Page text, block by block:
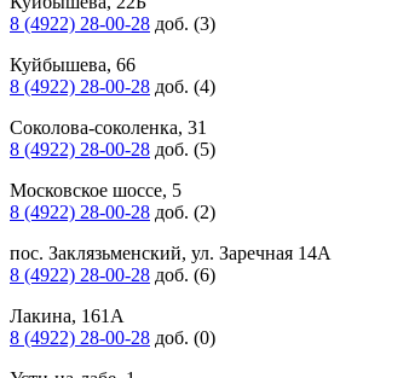
8 (4922) 28-00-28 доб. (3)
Куйбышева, 66
8 (4922) 28-00-28 доб. (4)
Соколова-соколенка, 31
8 (4922) 28-00-28 доб. (5)
Московское шоссе, 5
8 (4922) 28-00-28 доб. (2)
пос. Заклязьменский, ул. Заречная 14А
8 (4922) 28-00-28 доб. (6)
Лакина, 161А
8 (4922) 28-00-28 доб. (0)